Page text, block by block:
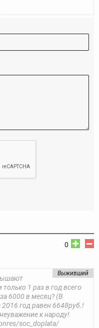
0
Bыживший
1 раз в год всего
6000 в месяц? (В
год равен 6648руб.!
к народу!
soc_doplata/